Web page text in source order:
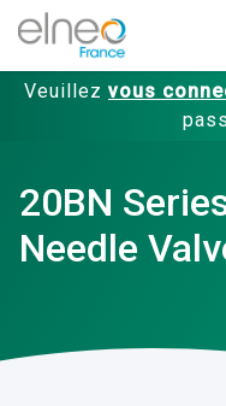
Veuillez vous
20BN
Needle